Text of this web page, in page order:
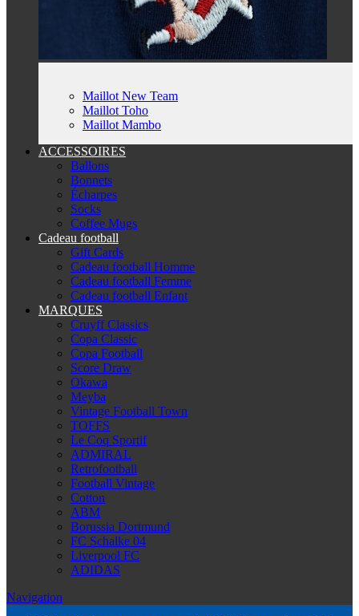
Maillot New Team
Maillot Toho
Maillot Mambo
ACCESSOIRES
Ballons
Bonnets
Écharpes
Socks
Coffee Mugs
Cadeau football
Gift Cards
Cadeau football Homme
Cadeau football Femme
Cadeau football Enfant
MARQUES
Cruyff Classics
Copa Classic
Copa Football
Score Draw
Okawa
Meyba
Vintage Football Town
TOFFS
Le Coq Sportif
ADMIRAL
Retrofootball
Football Vintage
Cotton
ABM
Borussia Dortmund
FC Schalke 04
Liverpool FC
ADIDAS
Navigation